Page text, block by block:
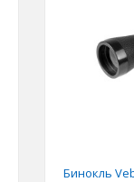
Previous
Бинокль